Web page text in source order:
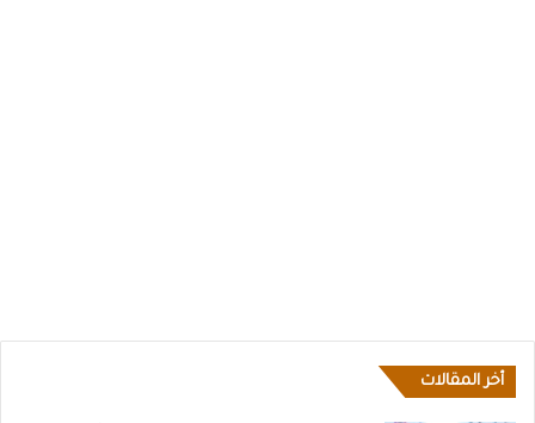
أخر المقالات